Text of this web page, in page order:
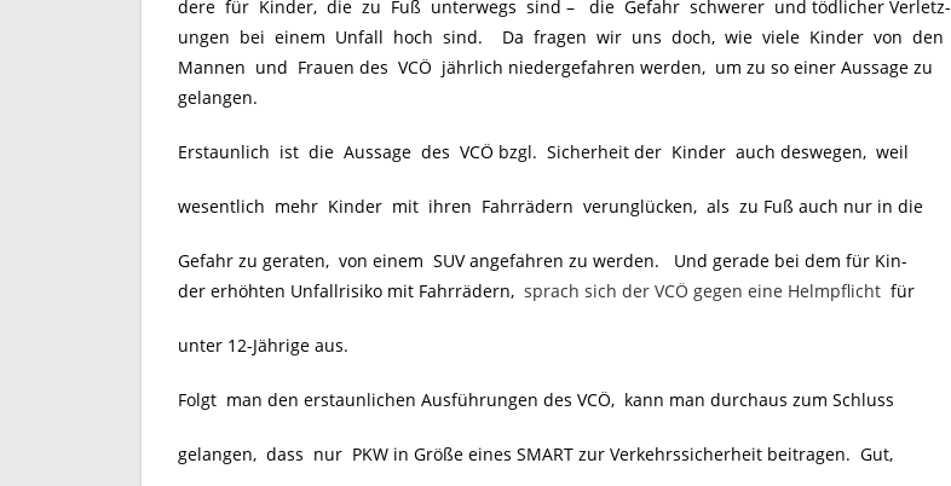
dere für Kinder, die zu Fuß unterwegs sind –
die Gefahr schwerer und tödlicher Verletz-
ungen bei einem Unfall hoch sind. Da fragen wir uns doch, wie viele Kinder von den
Mannen und Frauen des VCÖ jährlich niedergefahren werden, um zu so einer Aussage zu
gelangen.
Erstaunlich ist die Aussage des VCÖ bzgl. Sicherheit der Kinder auch deswegen, weil
wesentlich mehr Kinder mit ihren Fahrrädern verunglücken, als zu Fuß auch nur in die
Gefahr zu geraten, von einem SUV angefahren zu werden. Und gerade bei dem für Kin-
der erhöhten Unfallrisiko mit Fahrrädern, sprach sich der VCÖ gegen eine Helmpflicht für
unter 12-Jährige aus.
Folgt man den erstaunlichen Ausführungen des VCÖ, kann man durchaus zum Schluss
gelangen, dass nur PKW in Größe eines SMART zur Verkehrssicherheit beitragen. Gut,